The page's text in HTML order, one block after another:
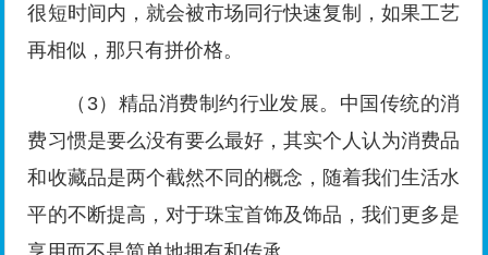
很短时间内，就会被市场同行快速复制，如果工艺
再相似，那只有拼价格。
（3）精品消费制约行业发展。中国传统的消
费习惯是要么没有要么最好，其实个人认为消费品
和收藏品是两个截然不同的概念，随着我们生活水
平的不断提高，对于珠宝首饰及饰品，我们更多是